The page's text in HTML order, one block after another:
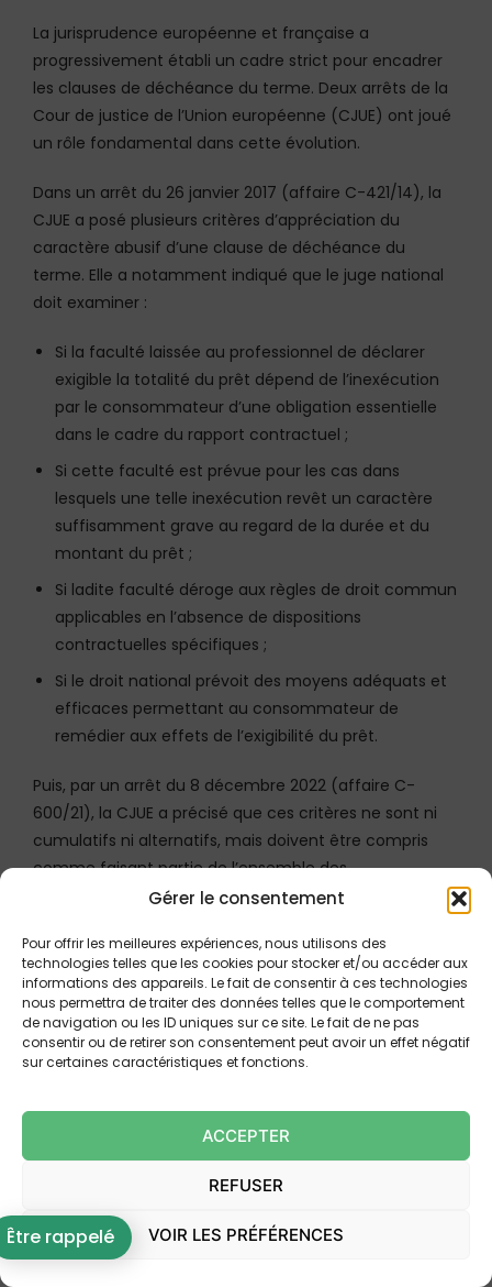
Gérer le consentement
Pour offrir les meilleures expériences, nous utilisons des
technologies telles que les cookies pour stocker et/ou accéder aux
informations des appareils. Le fait de consentir à ces technologies
nous permettra de traiter des données telles que le comportement
de navigation ou les ID uniques sur ce site. Le fait de ne pas
consentir ou de retirer son consentement peut avoir un effet négatif
sur certaines caractéristiques et fonctions.
ACCEPTER
REFUSER
VOIR LES PRÉFÉRENCES
La jurisprudence européenne et française a
progressivement établi un cadre strict pour encadrer
les clauses de déchéance du terme. Deux arrêts de la
Cour de justice de l’Union européenne (CJUE) ont joué
un rôle fondamental dans cette évolution.
Dans un arrêt du 26 janvier 2017 (affaire C-421/14), la
CJUE a posé plusieurs critères d’appréciation du
caractère abusif d’une clause de déchéance du
terme. Elle a notamment indiqué que le juge national
doit examiner :
Si la faculté laissée au professionnel de déclarer
exigible la totalité du prêt dépend de l’inexécution
par le consommateur d’une obligation essentielle
dans le cadre du rapport contractuel ;
Si cette faculté est prévue pour les cas dans
lesquels une telle inexécution revêt un caractère
suffisamment grave au regard de la durée et du
montant du prêt ;
Si ladite faculté déroge aux règles de droit commun
applicables en l’absence de dispositions
contractuelles spécifiques ;
Si le droit national prévoit des moyens adéquats et
efficaces permettant au consommateur de
remédier aux effets de l’exigibilité du prêt.
Puis, par un arrêt du 8 décembre 2022 (affaire C-
600/21), la CJUE a précisé que ces critères ne sont ni
cumulatifs ni alternatifs, mais doivent être compris
comme faisant partie de l’ensemble des
circonstances que le juge national doit examiner pour
contractuelle.
En France, la Cour de cassation a rapidement intégré
cette jurisprudence européenne. Dans plusieurs arrêts
récents, elle a jugé que constitue une clause abusive
de prêt après une mise en demeure de régler une ou
plusieurs échéances impayées sans préavis d’une
durée raisonnable, car elle crée un déséquilibre
significatif entre les droits et obligations des parties au
détriment du consommateur, exposé à une
aggravation soudaine des conditions de
Être rappelé